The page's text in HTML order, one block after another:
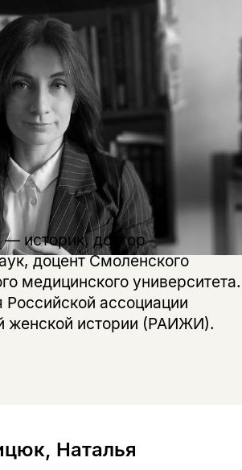
историк, доктор
доцент Смоленского
медицинского университета.
Российской ассоциации
женской истории (РАИЖИ).
Наталья
событиях «НЛО».
и при поступлении книги
письмо на указанный